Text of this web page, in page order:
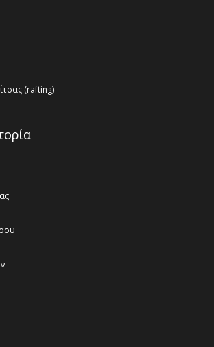
Συνέντευξη PellaFm 103,3 για
Λουτρά Πόζαρ και Χιονοδρομικό
της Ελλάδας!
(rafting)